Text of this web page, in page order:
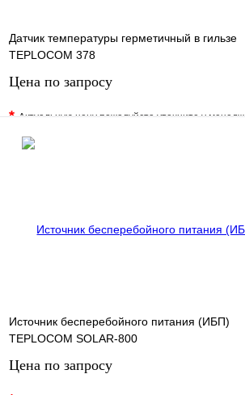
Датчик температуры герметичный в гильзе
TEPLOCOM 378
Цена по запросу
*Актуальную цену пожалуйста уточните у
В избранное
Источник бесперебойного питания (ИБП)
TEPLOCOM SOLAR-800
Цена по запросу